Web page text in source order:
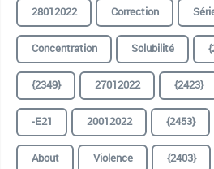
28012022
Correction
Concentration
Solubilité
{2349}
27012022 {2423}
-E21
20012022 {2453}
About
Violence {2403}